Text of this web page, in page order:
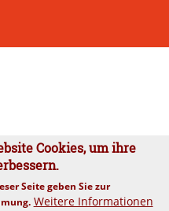
Cookies, um ihre
Seite geben Sie zur
Weitere Informationen